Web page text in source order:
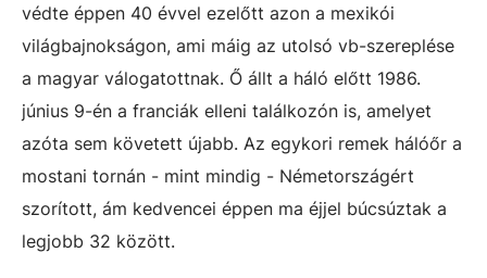
védte éppen 40 évvel ezelőtt azon a mexikói
világbajnokságon, ami máig az utolsó vb-szereplése
a magyar válogatottnak. Ő állt a háló előtt 1986.
június 9-én a franciák elleni találkozón is, amelyet
azóta sem követett újabb. Az egykori remek hálóőr a
mostani tornán - mint mindig - Németországért
szorított, ám kedvencei éppen ma éjjel búcsúztak a
legjobb 32 között.